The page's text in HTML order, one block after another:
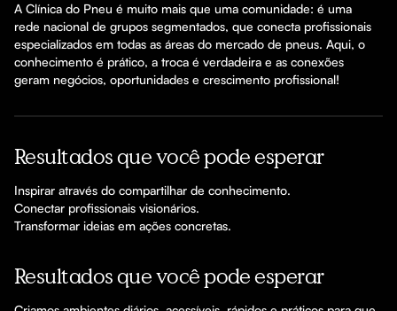
A Clínica do Pneu é muito mais que uma comunidade: é uma
rede nacional de grupos segmentados, que conecta profissionais
especializados em todas as áreas do mercado de pneus. Aqui, o
conhecimento é prático, a troca é verdadeira e as conexões
Resultados que você pode esperar
Inspirar através do compartilhar de conhecimento.
Conectar profissionais visionários.
Transformar ideias em ações concretas.
Resultados que você pode esperar